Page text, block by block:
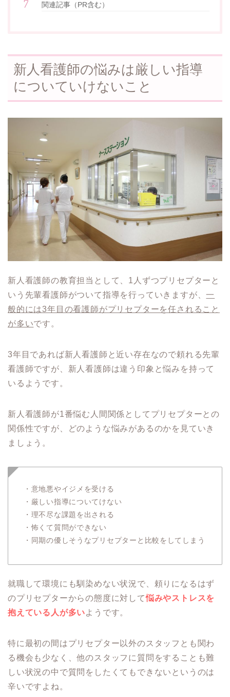
関連記事（PR含む）
新人看護師の悩みは厳しい指導
についていけないこと
新人看護師の教育担当として、1人ずつプリセプターと
いう先輩看護師がついて指導を行っていきますが、一
般的には3年目の看護師がプリセプターを任されること
が多いです。
3年目であれば新人看護師と近い存在なので頼れる先輩
看護師ですが、新人看護師は違う印象と悩みを持って
いるようです。
新人看護師が1番悩む人間関係としてプリセプターとの
関係性ですが、どのような悩みがあるのかを見ていき
ましょう。
・意地悪やイジメを受ける
・厳しい指導についてけない
・理不尽な課題を出される
・怖くて質問ができない
・同期の優しそうなプリセプターと比較をしてしまう
就職して環境にも馴染めない状況で、頼りになるはず
のプリセプターからの態度に対して悩みやストレスを
抱えている人が多いようです。
特に最初の間はプリセプター以外のスタッフとも関わ
る機会も少なく、他のスタッフに質問をすることも難
しい状況の中で質問をしたくてもできないというのは
辛いですよね。